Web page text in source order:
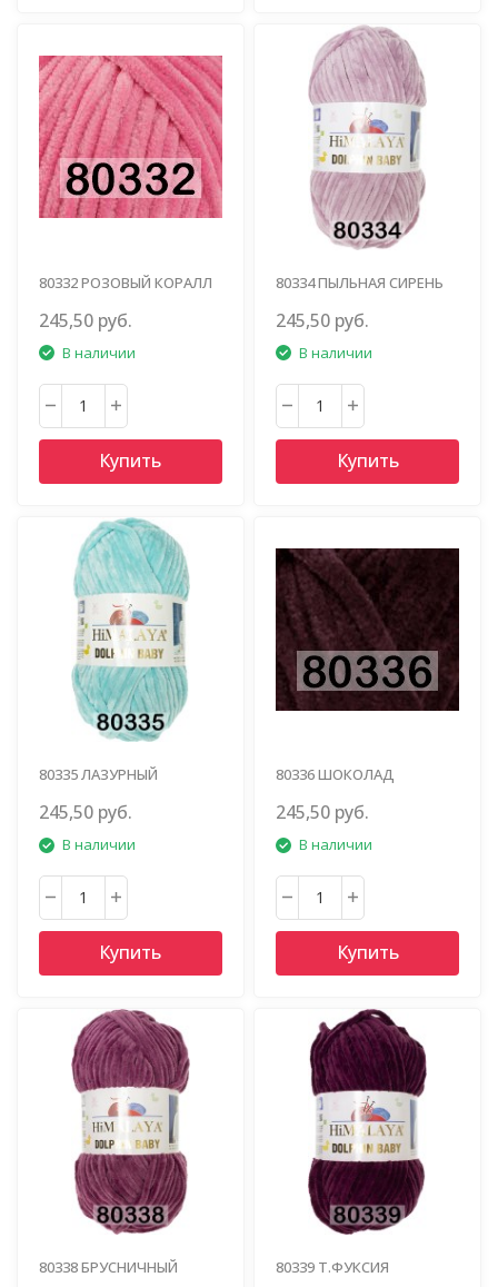
80332 РОЗОВЫЙ КОРАЛЛ
245,50 руб.
В наличии
Купить
80334 ПЫЛЬНАЯ СИРЕНЬ
245,50 руб.
В наличии
Купить
80335 ЛАЗУРНЫЙ
245,50 руб.
В наличии
Купить
80336 ШОКОЛАД
245,50 руб.
В наличии
Купить
80338 БРУСНИЧНЫЙ 80339 Т.ФУКСИЯ